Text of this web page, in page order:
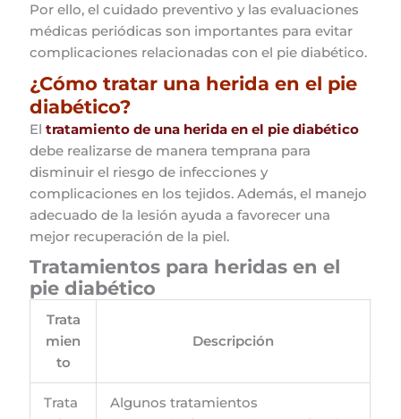
Por ello, el cuidado preventivo y las evaluaciones
médicas periódicas son importantes para evitar
complicaciones relacionadas con el pie diabético.
¿Cómo tratar una herida en el pie
diabético?
Eltratamiento de una herida en el pie diabético
debe realizarse de manera temprana para
disminuir el riesgo de infecciones y
complicaciones en los tejidos. Además, el manejo
adecuado de la lesión ayuda a favorecer una
mejor recuperación de la piel.
Tratamientos para heridas en el
pie diabético
Trata
mien
to
Descripción
Trata
Algunos tratamientos